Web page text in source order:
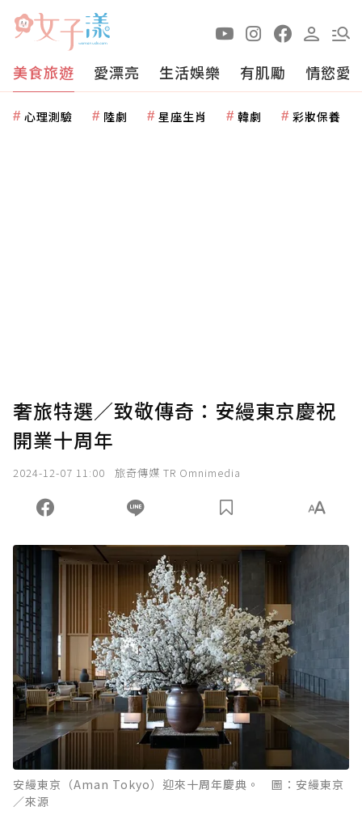
美食旅遊 愛漂亮 生活娛樂 有肌勵 情慾愛
心理測驗 陸劇 星座生肖 韓劇 彩妝保養
奢旅特選／致敬傳奇：安縵東京慶祝
開業十周年
2024-12-07 11:00 旅奇傳媒 TR Omnimedia
安縵東京（Aman Tokyo）迎來十周年慶典。 圖：安縵東京
／來源